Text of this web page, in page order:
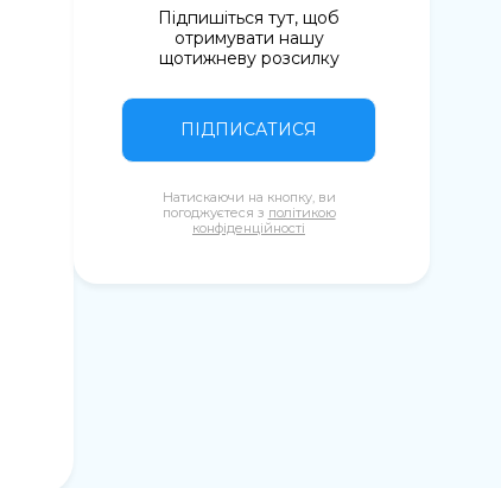
Підпишіться тут, щоб
отримувати нашу
щотижневу розсилку
ПІДПИСАТИСЯ
Натискаючи на кнопку, ви
погоджуєтеся з політикою
конфіденційності